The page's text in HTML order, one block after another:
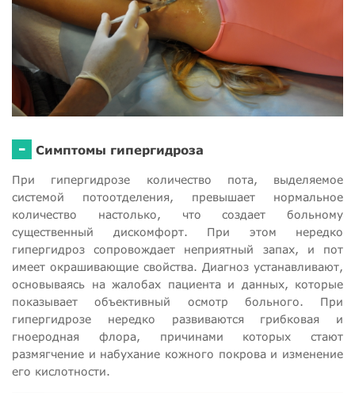
- Симптомы гипергидроза
При гипергидрозе количество пота, выделяемое
системой потоотделения, превышает нормальное
количество настолько, что создает больному
существенный дискомфорт. При этом нередко
гипергидроз сопровождает неприятный запах, и пот
имеет окрашивающие свойства. Диагноз устанавливают,
основываясь на жалобах пациента и данных, которые
показывает объективный осмотр больного. При
гипергидрозе нередко развиваются грибковая и
гноеродная флора, причинами которых стают
размягчение и набухание кожного покрова и изменение
его кислотности.